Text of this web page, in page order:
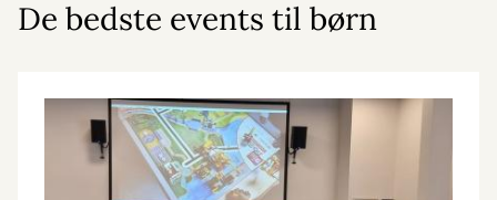
De bedste events til børn